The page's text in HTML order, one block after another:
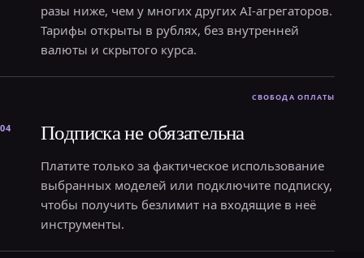
разы ниже, чем у многих других AI-агрегаторов.
Тарифы открыты в рублях, без внутренней
валюты и скрытого курса.
04 Подписка не обязательна
Платите только за фактическое использование
выбранных моделей или подключите подписку,
чтобы получить безлимит на входящие в неё
инструменты.